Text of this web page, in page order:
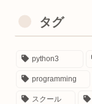
タグ
python3
programming
スクール